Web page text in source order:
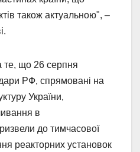
також актуальною", –
те, що 26 серпня
РФ, спрямовані на
України,
в
до тимчасової
реакторних установок